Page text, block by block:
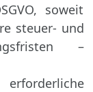
soweit
steuer- und
–